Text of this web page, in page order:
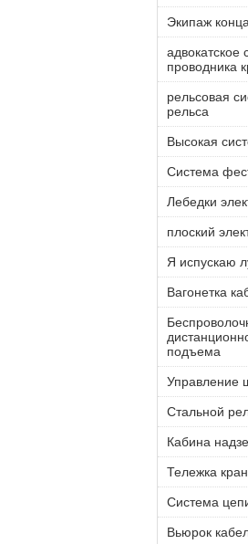
Экипаж
адвокатское
проводника
рельсовая
рельса
Высокая
Система
Лебедки
плоский
Я испускаю
Вагонетка
подъема
Управление
Стальной
Кабина
Тележка
Система
Вьюрок